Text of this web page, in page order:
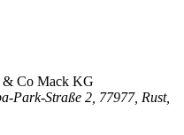
& Co Mack KG
Park-Straße 2, 77977, Rust,